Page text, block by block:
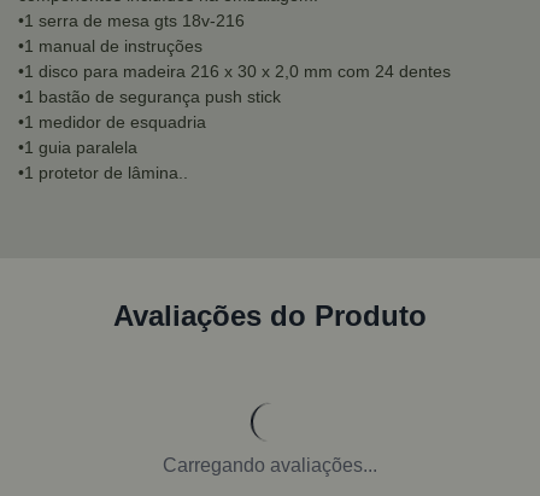
•1 serra de mesa gts 18v-216
•1 manual de instruções
•1 disco para madeira 216 x 30 x 2,0 mm com 24 dentes
•1 bastão de segurança push stick
•1 medidor de esquadria
•1 guia paralela
•1 protetor de lâmina..
Avaliações do Produto
Carregando avaliações...